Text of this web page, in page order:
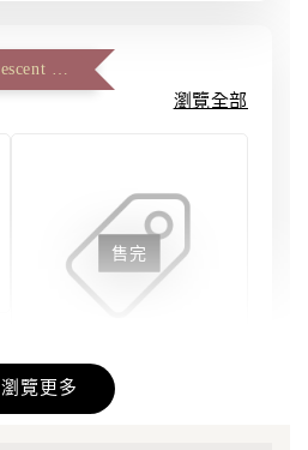
加價改雙層月研尖 Crescent Master、雙面反面尖 Artist Master (一筆一尖)
瀏覽全部
售完
刀劍磨匠坊 - 雙層雙面
瀏覽更多